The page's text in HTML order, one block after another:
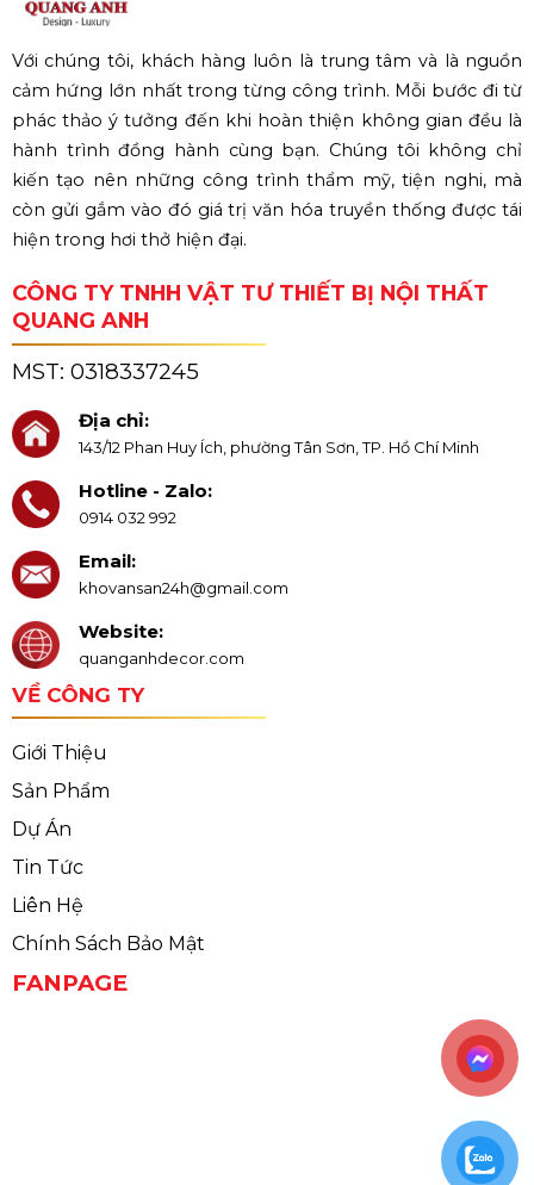
Với chúng tôi, khách hàng luôn là trung tâm và là nguồn
cảm hứng lớn nhất trong từng công trình. Mỗi bước đi từ
phác thảo ý tưởng đến khi hoàn thiện không gian đều là
hành trình đồng hành cùng bạn. Chúng tôi không chỉ
kiến tạo nên những công trình thẩm mỹ, tiện nghi, mà
còn gửi gắm vào đó giá trị văn hóa truyền thống được tái
hiện trong hơi thở hiện đại.
CÔNG TY TNHH VẬT TƯ THIẾT BỊ NỘI THẤT
QUANG ANH
MST: 0318337245
Địa chỉ:
143/12 Phan Huy Ích, phường Tân Sơn, TP. Hồ Chí Minh
Hotline - Zalo:
0914 032 992
Email:
khovansan24h@gmail.com
Website:
quanganhdecor.com
VỀ CÔNG TY
Giới Thiệu
Sản Phẩm
Dự Án
Tin Tức
Liên Hệ
Chính Sách Bảo Mật
FANPAGE